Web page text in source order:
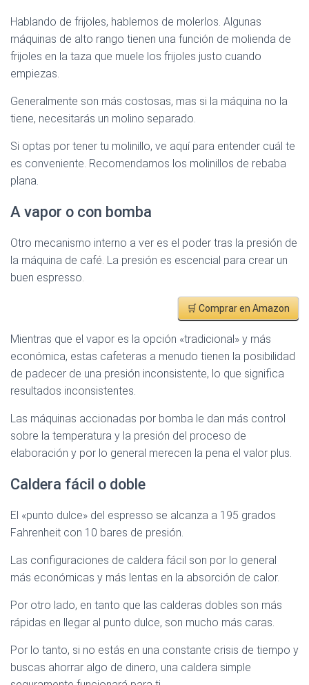
Hablando de frijoles, hablemos de molerlos. Algunas
máquinas de alto rango tienen una función de molienda de
frijoles en la taza que muele los frijoles justo cuando
empiezas.
Generalmente son más costosas, mas si la máquina no la
tiene, necesitarás un molino separado.
Si optas por tener tu molinillo, ve aquí para entender cuál te
es conveniente. Recomendamos los molinillos de rebaba
plana.
A vapor o con bomba
Otro mecanismo interno a ver es el poder tras la presión de
la máquina de café. La presión es escencial para crear un
buen espresso.
🛒 Comprar en Amazon
Mientras que el vapor es la opción «tradicional» y más
económica, estas cafeteras a menudo tienen la posibilidad
de padecer de una presión inconsistente, lo que significa
resultados inconsistentes.
Las máquinas accionadas por bomba le dan más control
sobre la temperatura y la presión del proceso de
elaboración y por lo general merecen la pena el valor plus.
Caldera fácil o doble
El «punto dulce» del espresso se alcanza a 195 grados
Fahrenheit con 10 bares de presión.
Las configuraciones de caldera fácil son por lo general
más económicas y más lentas en la absorción de calor.
Por otro lado, en tanto que las calderas dobles son más
rápidas en llegar al punto dulce, son mucho más caras.
Por lo tanto, si no estás en una constante crisis de tiempo y
buscas ahorrar algo de dinero, una caldera simple